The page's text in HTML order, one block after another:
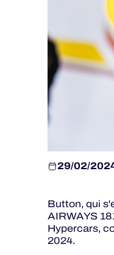
29/02/
Button, qui
AIRWAYS
Hypercars,
2024.